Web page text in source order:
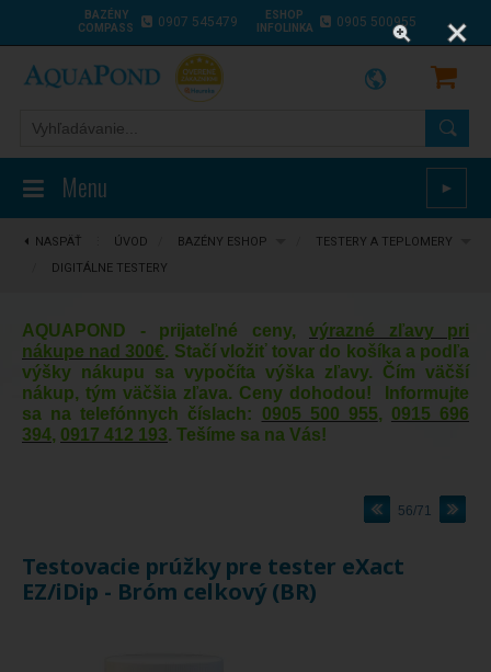
BAZÉNY
COMPASS
0907 545479
ESHOP
INFOLINKA
0905 500955
Menu ►
NASPÄŤ ÚVOD BAZÉNY ESHOP
TESTERY A TEPLOMERY
DIGITÁLNE TESTERY
AQUAPOND - prijateľné ceny, výrazné zľavy pri
nákupe nad 300€. Stačí vložiť tovar do košíka a podľa
výšky nákupu sa vypočíta výška zľavy. Čím väčší
nákup, tým väčšia zľava. Ceny dohodou! Informujte
sa na telefónnych číslach: 0905 500 955, 0915 696
394, 0917 412 193. Tešíme sa na Vás!
56/71
Testovacie prúžky pre tester eXact
EZ/iDip - Bróm celkový (BR)